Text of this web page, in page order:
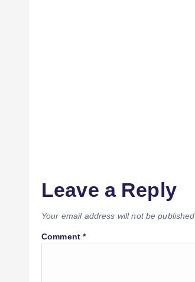
Leave a Reply
Your email address will not be published.
Comment*